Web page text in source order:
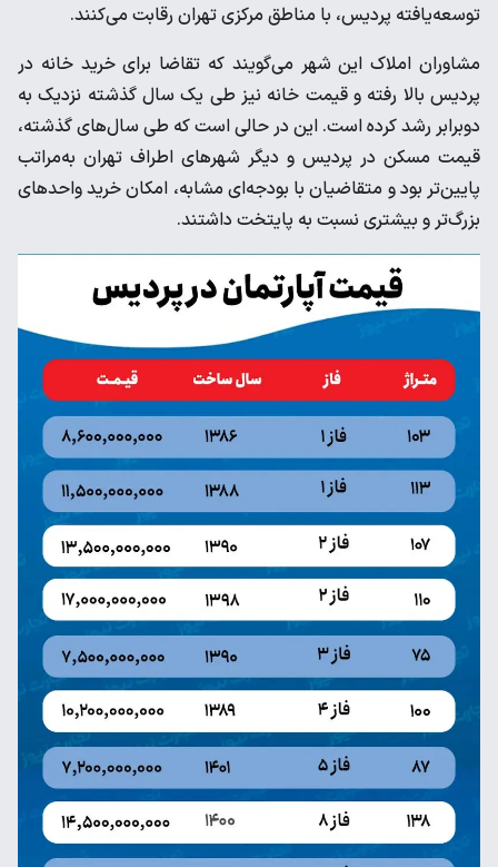
توسعه‌یافته پردیس، با مناطق مرکزی تهران رقابت می‌کنند.
مشاوران املاک این شهر می‌گویند که تقاضا برای خرید خانه در
پردیس بالا رفته و قیمت خانه نیز طی یک سال گذشته نزدیک به
دوبرابر رشد کرده است. این در حالی است که طی سال‌های گذشته،
قیمت مسکن در پردیس و دیگر شهرهای اطراف تهران به‌مراتب
پایین‌تر بود و متقاضیان با بودجه‌ای مشابه، امکان خرید واحدهای
بزرگ‌تر و بیشتری نسبت به پایتخت داشتند.